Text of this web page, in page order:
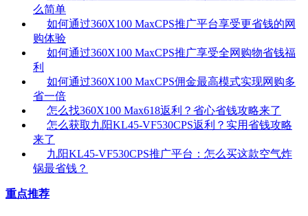
么简单
如何通过360X100 MaxCPS推广平台享受更省钱的网
购体验
如何通过360X100 MaxCPS推广享受全网购物省钱福
利
如何通过360X100 MaxCPS佣金最高模式实现网购多
省一倍
怎么找360X100 Max618返利？省心省钱攻略来了
怎么获取九阳KL45-VF530CPS返利？实用省钱攻略
来了
九阳KL45-VF530CPS推广平台：怎么买这款空气炸
锅最省钱？
重点推荐